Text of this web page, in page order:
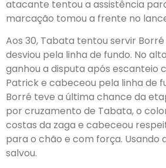
atacante tentou a assistência
marcação tomou a frente no
Aos 30, Tabata tentou servir
desviou pela linha de fundo. No
ganhou a disputa após escanteio
Patrick e cabeceou pela linha de
Borré teve a última chance da
por cruzamento de Tabata, o
costas da zaga e cabeceou
para o chão e com força. Usando
salvou.